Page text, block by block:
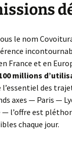
le nom
France et en
millions
l’essentiel des
axes — Paris —
l’offre est
chaque jour.